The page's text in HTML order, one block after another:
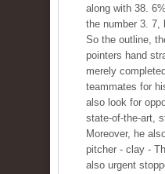
along with 38.
the number 3. 7,
So the outline,
pointers hand
merely
teammates for
also look for
state-of-the-art,
Moreover, he
pitcher - clay -
also urgent